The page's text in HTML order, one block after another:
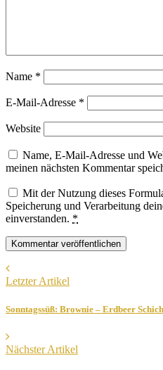
Name *
E-Mail-Adresse *
Website
Name, E-Mail-Adresse und
meinen nächsten Kommentar
Mit der Nutzung dieses
Speicherung und Verarbeitung
einverstanden. *
Letzter Artikel
Sonntagssüß: Brownie – Erdbeer
Nächster Artikel